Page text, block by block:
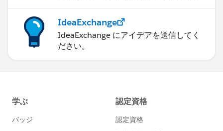
IdeaExchange
IdeaExchange にアイデアを送信してく
ださい。